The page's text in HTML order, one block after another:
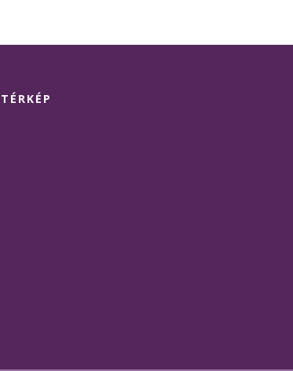
TÉRKÉP